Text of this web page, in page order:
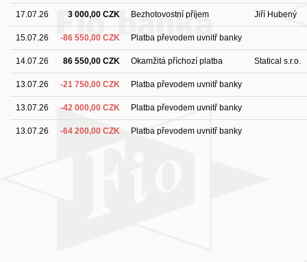
17.07.26 3 000,00 CZK Bezhotovostní příjem Jiří Hubený
15.07.26 -86 550,00 CZK Platba převodem uvnitř banky
14.07.26 86 550,00 CZK Okamžitá příchozí platba Statical s.r.o.
13.07.26 -21 750,00 CZK Platba převodem uvnitř banky
13.07.26 -42 000,00 CZK Platba převodem uvnitř banky
13.07.26 -64 200,00 CZK Platba převodem uvnitř banky